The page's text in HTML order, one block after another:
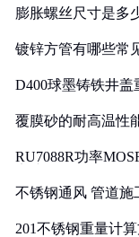
膨胀螺丝尺寸是多
镀锌方管有哪些常
D400球墨铸铁井盖
覆膜砂的耐高温性
RU7088R功率
不锈钢通风 管道施
201不锈钢重量计